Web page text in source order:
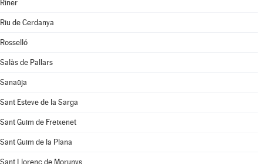
Riner
Riu de Cerdanya
Rosselló
Salàs de Pallars
Sanaüja
Sant Esteve de la Sarga
Sant Guim de Freixenet
Sant Guim de la Plana
Sant Llorenç de Morunys